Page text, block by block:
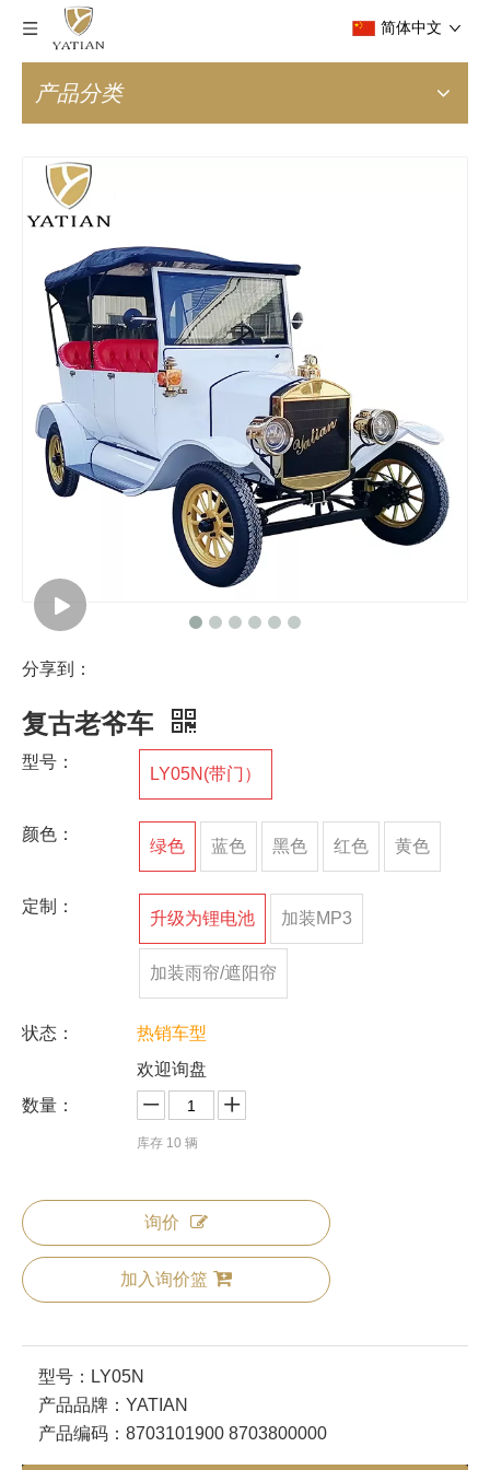
简体中文
产品分类
分享到：
复古老爷车
型号：
LY05N(带门）
颜色：
绿色 蓝色 黑色 红色 黄色
定制：
升级为锂电池 加装MP3
加装雨帘/遮阳帘
状态：
热销车型
欢迎询盘
数量：
库存 10 辆
询价
加入询价篮
型号： LY05N
产品品牌： YATIAN
产品编码： 8703101900 8703800000